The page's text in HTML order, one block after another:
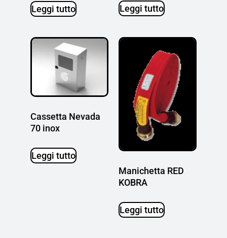
Leggi tutto Leggi tutto
Cassetta Nevada
70 inox
Leggi tutto
Manichetta RED
KOBRA
Leggi tutto